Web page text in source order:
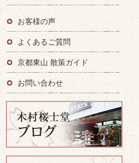
お客様の声
よくあるご質問
京都東山 散策ガイド
お問い合わせ